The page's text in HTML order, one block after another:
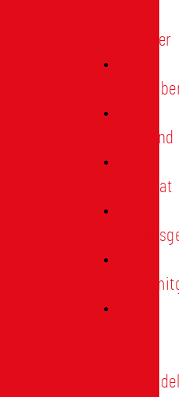
Förderer
Vorstand
Ehrenrat